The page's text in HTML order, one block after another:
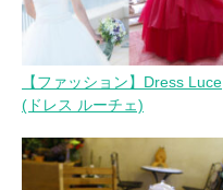
【ファッション】Dress Luce
(ドレス ルーチェ)